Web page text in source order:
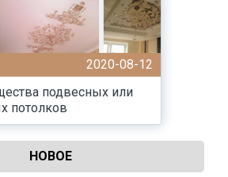
2020-08-12
подвесных или
потолков
НОВОЕ